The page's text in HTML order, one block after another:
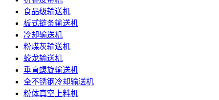
食品级输送机
板式链条输送机
冷却输送机
粉煤灰输送机
蛟龙输送机
垂直螺旋输送机
全不锈钢冷却输送机
粉体真空上料机